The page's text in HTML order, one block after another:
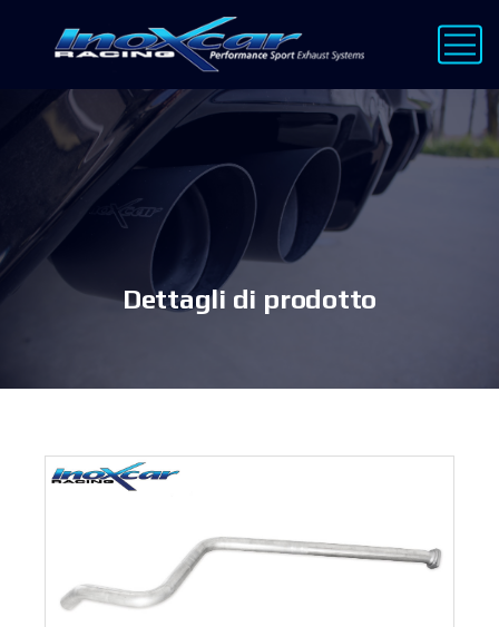
Dettagli di prodotto